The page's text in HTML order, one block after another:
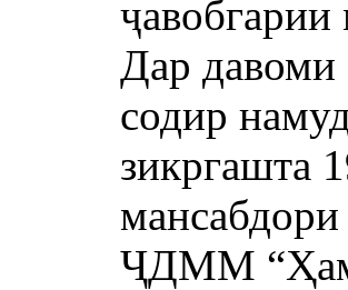
Дар давоми
содир
зикргашта
ҶДММ